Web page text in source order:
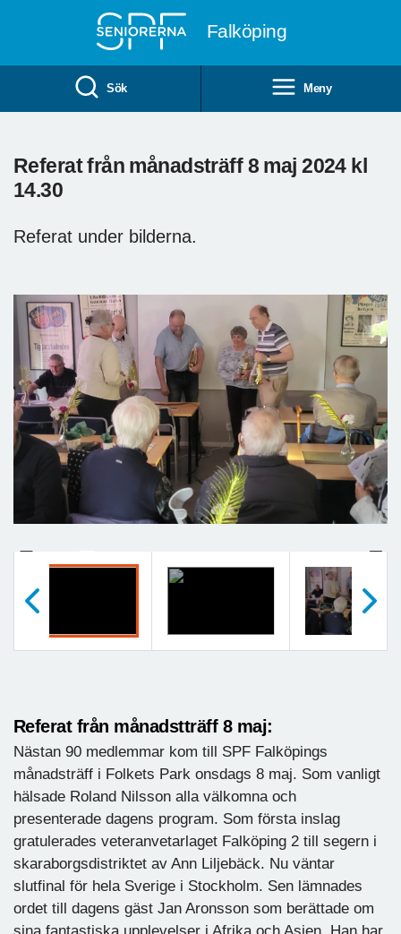
Falköping
Sök Meny
Referat från månadsträff 8 maj 2024 kl
14.30
Referat under bilderna.
Referat från månadstträff 8 maj:
Nästan 90 medlemmar kom till SPF Falköpings
månadsträff i Folkets Park onsdags 8 maj. Som vanligt
hälsade Roland Nilsson alla välkomna och
presenterade dagens program. Som första inslag
gratulerades veteranvetarlaget Falköping 2 till segern i
skaraborgsdistriktet av Ann Liljebäck. Nu väntar
slutfinal för hela Sverige i Stockholm. Sen lämnades
ordet till dagens gäst Jan Aronsson som berättade om
sina fantastiska upplevelser i Afrika och Asien. Han har